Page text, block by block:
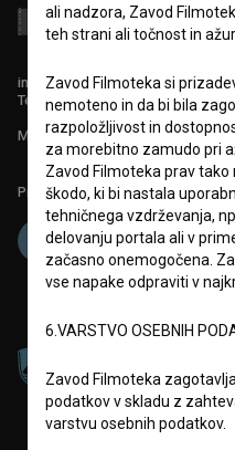
info@filmoteka.si
Tehnična pomoč: podpora@bsf.si
Mednarodna številka ISSN 2670-
Projekt sofinancira:
ali nadzora, Zavod
teh strani ali točnost in
Zavod Filmoteka si
nemoteno in da bi bila
razpoložljivost in
za morebitno zamudo pri
Zavod Filmoteka prav
škodo, ki bi nastala
tehničnega vzdrževanja,
delovanju portala ali v
začasno onemogočena.
vse napake odpraviti v
6.VARSTVO OSEBNIH
Zavod Filmoteka
podatkov v skladu z
varstvu osebnih podatkov.